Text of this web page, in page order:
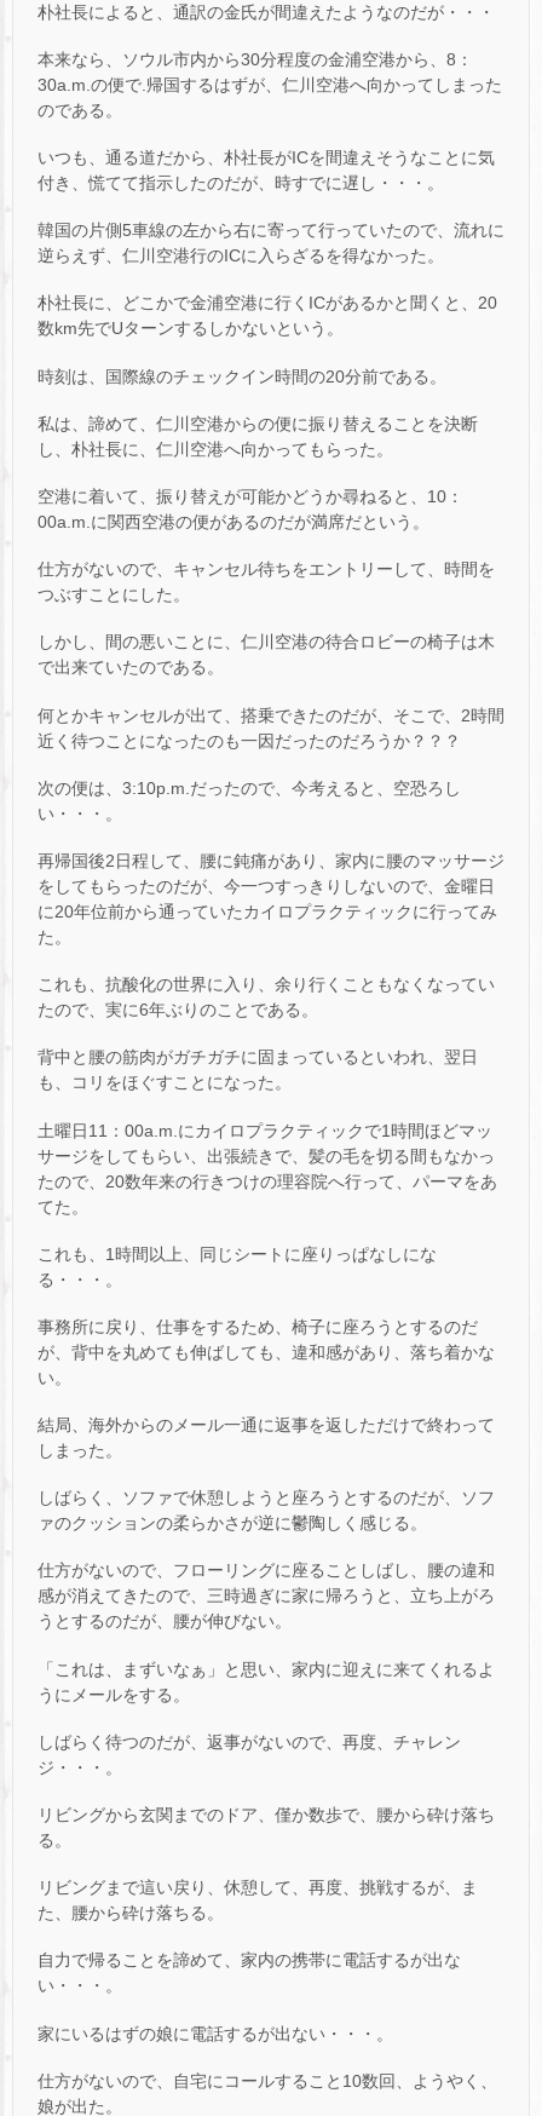
朴社長によると、通訳の金氏が間違えたようなのだが・・・
本来なら、ソウル市内から30分程度の金浦空港から、8：
30a.m.の便で.帰国するはずが、仁川空港へ向かってしまった
のである。
いつも、通る道だから、朴社長がICを間違えそうなことに気
付き、慌てて指示したのだが、時すでに遅し・・・。
韓国の片側5車線の左から右に寄って行っていたので、流れに
逆らえず、仁川空港行のICに入らざるを得なかった。
朴社長に、どこかで金浦空港に行くICがあるかと聞くと、20
数km先でUターンするしかないという。
時刻は、国際線のチェックイン時間の20分前である。
私は、諦めて、仁川空港からの便に振り替えることを決断
し、朴社長に、仁川空港へ向かってもらった。
空港に着いて、振り替えが可能かどうか尋ねると、10：
00a.m.に関西空港の便があるのだが満席だという。
仕方がないので、キャンセル待ちをエントリーして、時間を
つぶすことにした。
しかし、間の悪いことに、仁川空港の待合ロビーの椅子は木
で出来ていたのである。
何とかキャンセルが出て、搭乗できたのだが、そこで、2時間
近く待つことになったのも一因だったのだろうか？？？
次の便は、3:10p.m.だったので、今考えると、空恐ろし
い・・・。
再帰国後2日程して、腰に鈍痛があり、家内に腰のマッサージ
をしてもらったのだが、今一つすっきりしないので、金曜日
に20年位前から通っていたカイロプラクティックに行ってみ
た。
これも、抗酸化の世界に入り、余り行くこともなくなってい
たので、実に6年ぶりのことである。
背中と腰の筋肉がガチガチに固まっているといわれ、翌日
も、コリをほぐすことになった。
土曜日11：00a.m.にカイロプラクティックで1時間ほどマッ
サージをしてもらい、出張続きで、髪の毛を切る間もなかっ
たので、20数年来の行きつけの理容院へ行って、パーマをあ
てた。
これも、1時間以上、同じシートに座りっぱなしにな
る・・・。
事務所に戻り、仕事をするため、椅子に座ろうとするのだ
が、背中を丸めても伸ばしても、違和感があり、落ち着かな
い。
結局、海外からのメール一通に返事を返しただけで終わって
しまった。
しばらく、ソファで休憩しようと座ろうとするのだが、ソフ
ァのクッションの柔らかさが逆に鬱陶しく感じる。
仕方がないので、フローリングに座ることしばし、腰の違和
感が消えてきたので、三時過ぎに家に帰ろうと、立ち上がろ
うとするのだが、腰が伸びない。
「これは、まずいなぁ」と思い、家内に迎えに来てくれるよ
うにメールをする。
しばらく待つのだが、返事がないので、再度、チャレン
ジ・・・。
リビングから玄関までのドア、僅か数歩で、腰から砕け落ち
る。
リビングまで這い戻り、休憩して、再度、挑戦するが、ま
た、腰から砕け落ちる。
自力で帰ることを諦めて、家内の携帯に電話するが出な
い・・・。
家にいるはずの娘に電話するが出ない・・・。
仕方がないので、自宅にコールすること10数回、ようやく、
娘が出た。